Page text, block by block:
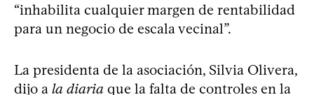
“inhabilita cualquier margen de rentabilidad
para un negocio de escala vecinal”.
La presidenta de la asociación, Silvia Olivera,
dijo a la diaria que la falta de controles en la